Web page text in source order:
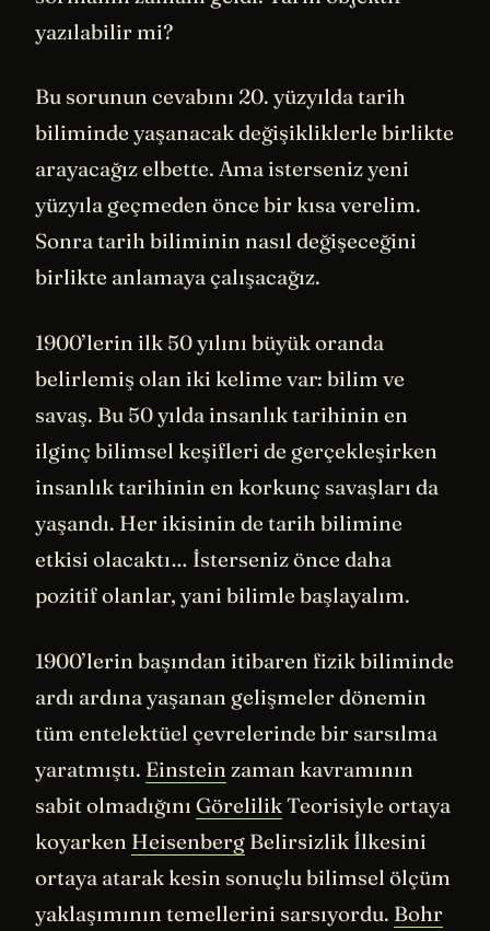
yazılabilir mi?
Bu sorunun cevabını 20. yüzyılda tarih
biliminde yaşanacak değişikliklerle birlikte
arayacağız elbette. Ama isterseniz yeni
yüzyıla geçmeden önce bir kısa verelim.
Sonra tarih biliminin nasıl değişeceğini
birlikte anlamaya çalışacağız.
1900’lerin ilk 50 yılını büyük oranda
belirlemiş olan iki kelime var: bilim ve
savaş. Bu 50 yılda insanlık tarihinin en
ilginç bilimsel keşifleri de gerçekleşirken
insanlık tarihinin en korkunç savaşları da
yaşandı. Her ikisinin de tarih bilimine
etkisi olacaktı… İsterseniz önce daha
pozitif olanlar, yani bilimle başlayalım.
1900’lerin başından itibaren fizik biliminde
ardı ardına yaşanan gelişmeler dönemin
tüm entelektüel çevrelerinde bir sarsılma
yaratmıştı. Einstein zaman kavramının
sabit olmadığını GörelilikTeorisiyle ortaya
koyarken Heisenberg Belirsizlik İlkesini
ortaya atarak kesin sonuçlu bilimsel ölçüm
yaklaşımının temellerini sarsıyordu. Bohr